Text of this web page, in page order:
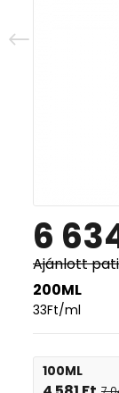
6
Ajánlott
200ML
33Ft/ml
100ML